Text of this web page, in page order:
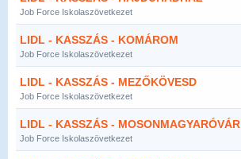
Job Force Iskolaszövetkezet
LIDL - KASSZÁS - KOMÁROM
Job Force Iskolaszövetkezet
LIDL - KASSZÁS - MEZŐKÖVESD
Job Force Iskolaszövetkezet
LIDL - KASSZÁS - MOSONMAGYARÓVÁR
Job Force Iskolaszövetkezet